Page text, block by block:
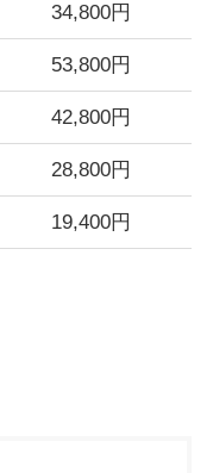
34,800円
53,800円
42,800円
28,800円
19,400円